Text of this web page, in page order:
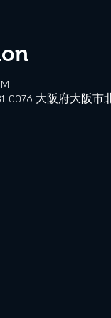
0076 大阪府大阪市